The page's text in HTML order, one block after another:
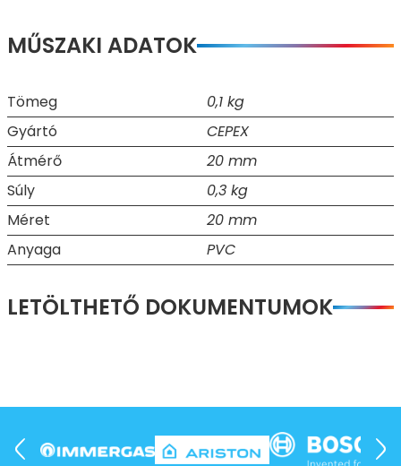
MŰSZAKI ADATOK
Tömeg
0,1 kg
Gyártó
CEPEX
Átmérő
20 mm
Súly
0,3 kg
Méret
20 mm
Anyaga
PVC
LETÖLTHETŐ DOKUMENTUMOK